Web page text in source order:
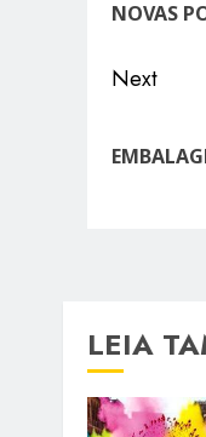
post:
NOVAS
Next
post:
LEIA